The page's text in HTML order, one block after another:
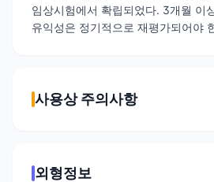
임상시험에서 확립되었다. 3개월 이
유익성은 정기적으로 재평가되어야
사용상 주의사항
외형정보